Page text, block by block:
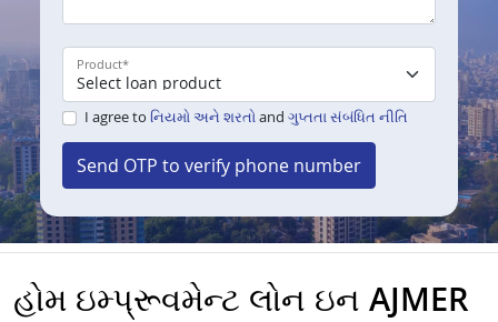
Product*
I agree to નિયમો અને શરતોand ગુપ્તતા સંબંધિત નીતિ
Send OTP to verify phone number
હોમ ઇમ્પ્રૂવમેન્ટ લોન ઇન AJMER